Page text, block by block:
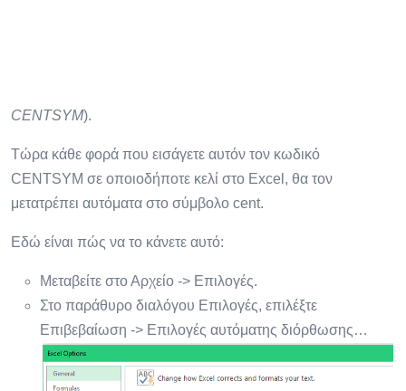
CENTSYM).
Τώρα κάθε φορά που εισάγετε αυτόν τον κωδικό
CENTSYM σε οποιοδήποτε κελί στο Excel, θα τον
μετατρέπει αυτόματα στο σύμβολο cent.
Εδώ είναι πώς να το κάνετε αυτό:
Μεταβείτε στο Αρχείο -> Επιλογές.
Στο παράθυρο διαλόγου Επιλογές, επιλέξτε
Επιβεβαίωση -> Επιλογές αυτόματης διόρθωσης…